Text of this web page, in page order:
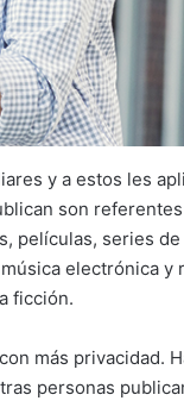
y a estos les
son
películas, series
electrónica y
ficción.
más privacidad.
personas